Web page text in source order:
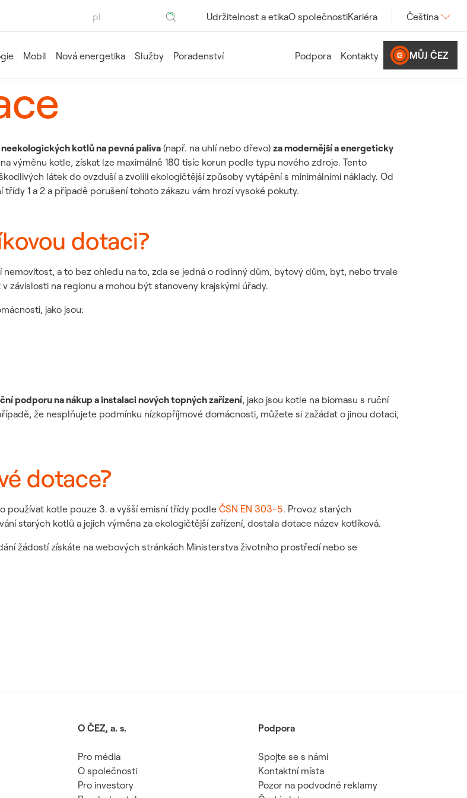
Hledaný výraz
Udržitelnost a etikaO společnostiKariéra Čeština
Mobil Nová energetika Služby Poradenství Podpora Kontakty MŮJ ČEZ
kotlů na pevná paliva (např. na uhlí nebo dřevo) za modernější a energeticky
na výměnu kotle, získat lze maximálně 180 tisíc korun podle typu nového zdroje. Tento
látek do ovzduší a zvolili ekologičtější způsoby vytápění s minimálními náklady. Od
1 a 2 a případě porušení tohoto zákazu vám hrozí vysoké pokuty.
dotaci?
a to bez ohledu na to, zda se jedná o rodinný dům, bytový dům, byt, nebo trvale
závislosti na regionu a mohou být stanoveny krajskými úřady.
jako jsou:
podporu na nákup a instalaci nových topných zařízení, jako jsou kotle na biomasu s ruční
že nesplňujete podmínku nízkopříjmové domácnosti, můžete si zažádat o jinou dotaci,
dotace?
používat kotle pouze 3. a vyšší emisní třídy podle ČSN EN 303-5. Provoz starých
starých kotlů a jejich výměna za ekologičtější zařízení, dostala dotace název kotlíková.
žádostí získáte na webových stránkách Ministerstva životního prostředí nebo se
O ČEZ, a. s.
Pro média
O společnosti
Pro investory
Podpora
Spojte se s námi
Kontaktní místa
Pozor na podvodné reklamy